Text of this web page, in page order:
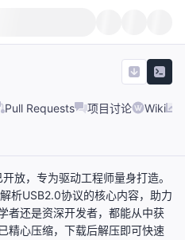
Pull Requests 项目讨论 Wiki
放，专为驱动工程师量身打造。
析USB2.0协议的核心内容，助力
者还是资深开发者，都能从中获
精心压缩，下载后解压即可快速